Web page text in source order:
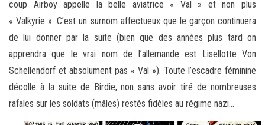
coup Airboy appelle la belle aviatrice « Val » et non plus
« Valkyrie ». C’est un surnom affectueux que le garçon continuera
de lui donner par la suite (bien que des années plus tard on
apprendra que le vrai nom de l’allemande est Lisellotte Von
Schellendorf et absolument pas « Val »). Toute l’escadre féminine
décolle à la suite de Birdie, non sans avoir tiré de nombreuses
rafales sur les soldats (mâles) restés fidèles au régime nazi…